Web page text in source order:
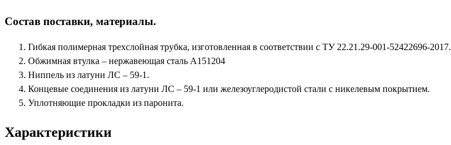
Состав поставки, материалы.
Гибкая полимерная трехслойная трубка, изготовленная в соответствии с ТУ 22.21.29-001-52422696-2017.
Обжимная втулка – нержавеющая сталь А151204
Ниппель из латуни ЛС – 59-1.
Концевые соединения из латуни ЛС – 59-1 или железоуглеродистой стали с никелевым покрытием.
Уплотняющие прокладки из паронита.
Характеристики